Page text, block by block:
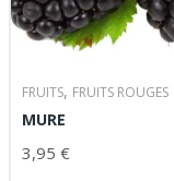
FRUITS, FRUITS ROUGES
MURE
3,95 €
AJOUTER AU PANIER